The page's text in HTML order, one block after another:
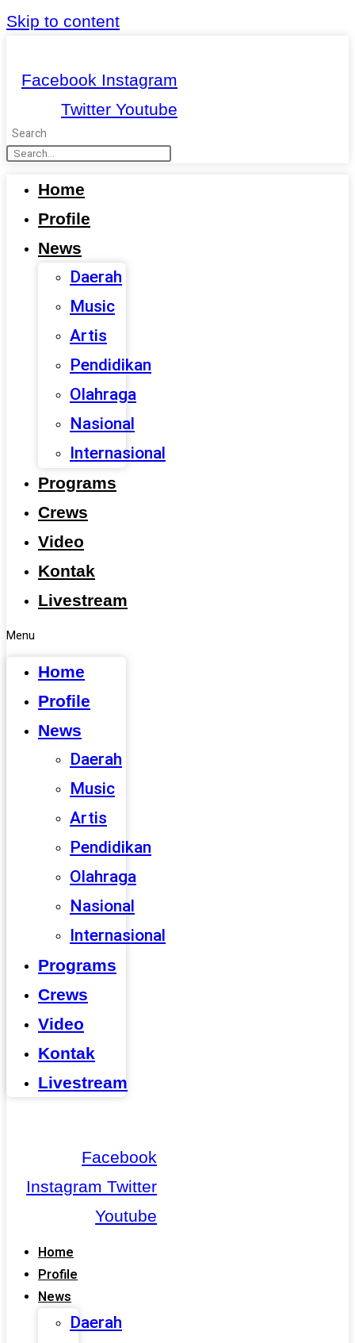
Skip to content
Facebook Instagram
Twitter Youtube
Search
Home
Profile
News
Daerah
Music
Artis
Pendidikan
Olahraga
Nasional
Internasional
Programs
Crews
Video
Kontak
Livestream
Menu
Home
Profile
News
Daerah
Music
Artis
Pendidikan
Olahraga
Nasional
Internasional
Programs
Crews
Video
Kontak
Livestream
Facebook
Instagram Twitter
Youtube
Home
Profile
News
Daerah